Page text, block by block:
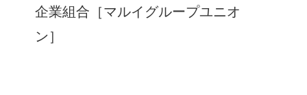
企業組合［マルイグループユニオ
ン］